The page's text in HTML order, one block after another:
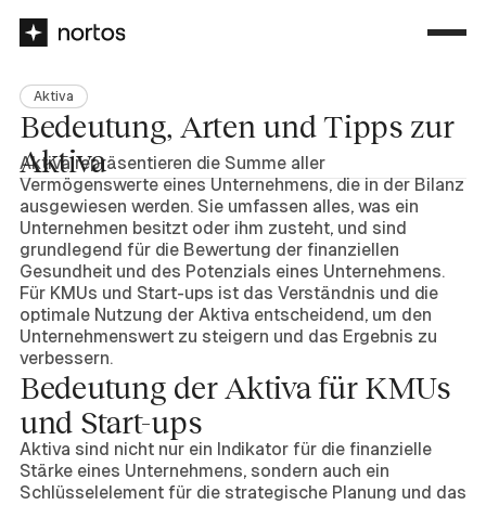
Aktiva
Bedeutung, Arten und Tipps zur
Aktiva
Aktiva repräsentieren die Summe aller
Vermögenswerte eines Unternehmens, die in der Bilanz
ausgewiesen werden. Sie umfassen alles, was ein
Unternehmen besitzt oder ihm zusteht, und sind
grundlegend für die Bewertung der finanziellen
Gesundheit und des Potenzials eines Unternehmens.
Für KMUs und Start-ups ist das Verständnis und die
optimale Nutzung der Aktiva entscheidend, um den
Unternehmenswert zu steigern und das Ergebnis zu
verbessern.
Bedeutung der Aktiva für KMUs
und Start-ups
Aktiva sind nicht nur ein Indikator für die finanzielle
Stärke eines Unternehmens, sondern auch ein
Schlüsselelement für die strategische Planung und das